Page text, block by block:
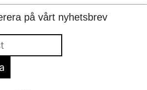
på vårt nyhetsbrev